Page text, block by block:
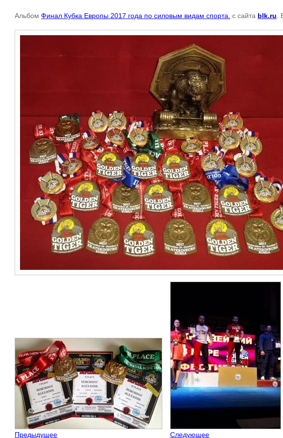
Альбом Финал Кубка Европы 2017 года по силовым видам спорта. с сайта blk.ru
Предыдущее Следующее